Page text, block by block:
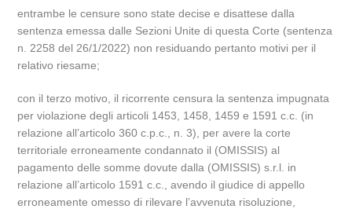
entrambe le censure sono state decise e disattese dalla
sentenza emessa dalle Sezioni Unite di questa Corte (sentenza
n. 2258 del 26/1/2022) non residuando pertanto motivi per il
relativo riesame;
con il terzo motivo, il ricorrente censura la sentenza impugnata
per violazione degli articoli 1453, 1458, 1459 e 1591 c.c. (in
relazione all’articolo 360 c.p.c., n. 3), per avere la corte
territoriale erroneamente condannato il (OMISSIS) al
pagamento delle somme dovute dalla (OMISSIS) s.r.l. in
relazione all’articolo 1591 c.c., avendo il giudice di appello
erroneamente omesso di rilevare l’avvenuta risoluzione,